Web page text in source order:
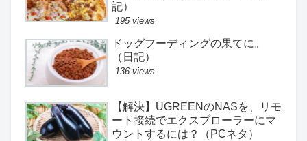
記）
195 views
ドッグフーディングの果てに。
（日記）
136 views
【解決】UGREENのNASを、リモ
ート接続でエクスプローラーにマ
ウントするには？（PCネタ）